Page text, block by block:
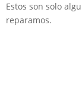
Estos son solo
reparamos.